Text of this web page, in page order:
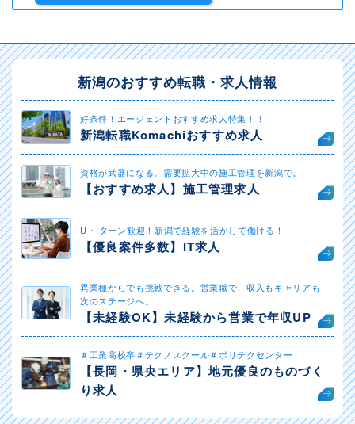
新潟のおすすめ転職・求人情報
好条件！エージェントおすすめ求人特集！！
新潟転職Komachiおすすめ求人
資格が武器になる。需要拡大中の施工管理を新潟で。
【おすすめ求人】施工管理求人
U・Iターン歓迎！新潟で経験を活かして働ける！
【優良案件多数】IT求人
異業種からでも挑戦できる。営業職で、収入もキャリアも
次のステージへ。
【未経験OK】未経験から営業で年収UP
＃工業高校卒＃テクノスクール＃ポリテクセンター
【長岡・県央エリア】地元優良のものづく
り求人